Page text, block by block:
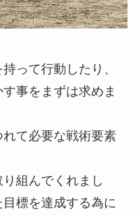
って行動したり、
事をまずは求めま
て必要な戦術要素
組んでくれまし
標を達成する為に